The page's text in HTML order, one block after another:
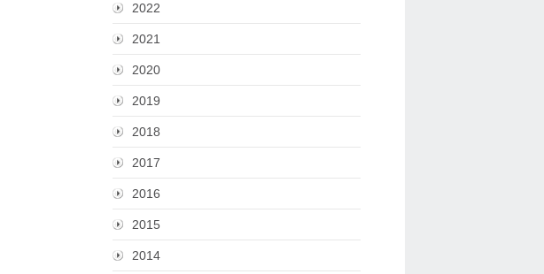
2022
2021
2020
2019
2018
2017
2016
2015
2014